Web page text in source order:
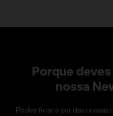
Porque
nossa
Podes ficar a par das